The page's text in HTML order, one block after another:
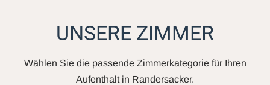
UNSERE ZIMMER
Wählen Sie die passende Zimmerkategorie für Ihren
Aufenthalt in Randersacker.